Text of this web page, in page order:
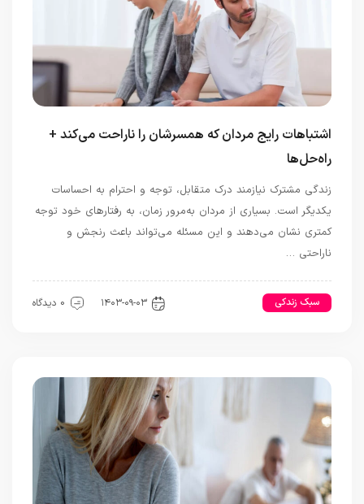
اشتباهات رایج مردان که همسرشان را ناراحت می‌کند +
راه‌حل‌ها
زندگی مشترک نیازمند درک متقابل، توجه و احترام به احساسات
یکدیگر است. بسیاری از مردان به‌مرور زمان، به رفتارهای خود توجه
کمتری نشان می‌دهند و این مسئله می‌تواند باعث رنجش و
ناراحتی …
سبک زندکی ۱۴۰۳-۰۹-۰۳ 0 دیدگاه